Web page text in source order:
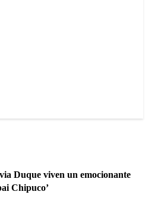
Duque viven un emocionante
Chipuco’